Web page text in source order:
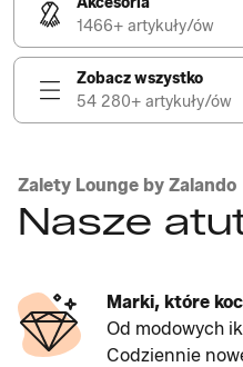
1466+ artykuły/ów
Zobacz wszystko
54 280+ artykuły/ów
Zalety Lounge by Zalando
Nasze
Marki, które
Od modowych
Codziennie